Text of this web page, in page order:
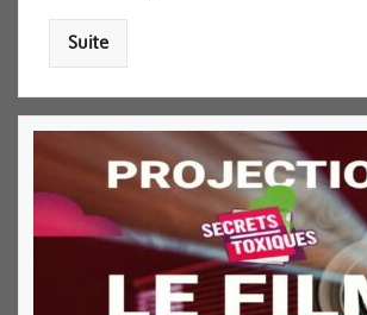
Suite